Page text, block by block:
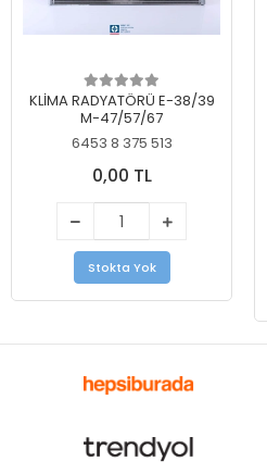
KLİMA RADYATÖRÜ E-38/39
M-47/57/67
6453 8 375 513
0,00 TL
Stokta Yok